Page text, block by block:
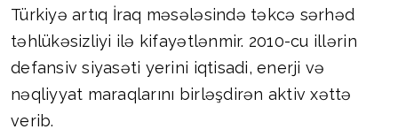
Türkiyə artıq İraq məsələsində təkcə sərhəd
təhlükəsizliyi ilə kifayətlənmir. 2010-cu illərin
defansiv siyasəti yerini iqtisadi, enerji və
nəqliyyat maraqlarını birləşdirən aktiv xəttə
verib.